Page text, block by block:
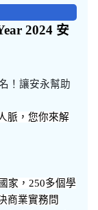
2024 安
！讓安永幫助
脈，您你來解
家， 250多個學
商業實務問